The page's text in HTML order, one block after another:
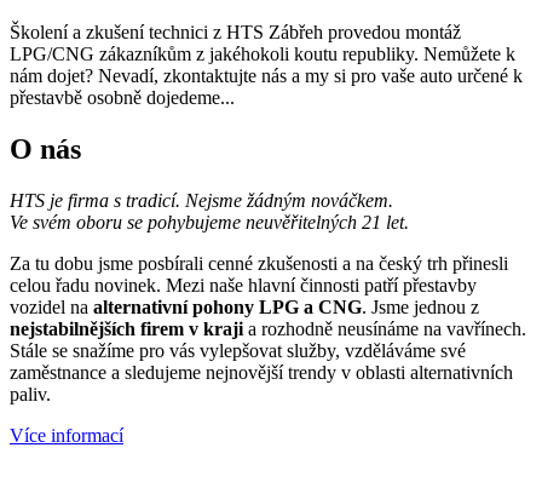
Školení a zkušení technici z HTS Zábřeh provedou montáž
LPG/CNG zákazníkům z jakéhokoli koutu republiky. Nemůžete k
nám dojet? Nevadí, zkontaktujte nás a my si pro vaše auto určené k
přestavbě osobně dojedeme...
O nás
HTS je firma s tradicí. Nejsme žádným nováčkem.
Ve svém oboru se pohybujeme neuvěřitelných 21 let.
Za tu dobu jsme posbírali cenné zkušenosti a na český trh přinesli
celou řadu novinek. Mezi naše hlavní činnosti patří přestavby
vozidel na alternativní pohony LPG a CNG. Jsme jednou z
nejstabilnějších firem v kraji a rozhodně neusínáme na vavřínech.
Stále se snažíme pro vás vylepšovat služby, vzděláváme své
zaměstnance a sledujeme nejnovější trendy v oblasti alternativních
paliv.
Více informací